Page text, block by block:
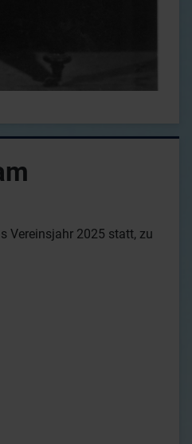
Vereinsjahr 2025 statt, zu